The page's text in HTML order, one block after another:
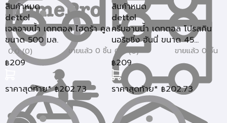
สินค้าหมด
dettol
เจลอาบน้ำ เดทตอล ไฮดร้า คูล
ขนาด 500 มล.
0.0 (0) ขายแล้ว 0 ชิ้น
฿209
ราคาสุดท้าย* ฿202.73
สินค้าหมด
dettol
ครีมอาบน้ำ เดทตอล โปรสกิน
นอริชชิ่ง ฮันนี่ ขนาด 45...
0.0 (0) ขายแล้ว 0 ชิ้น
฿209
ราคาสุดท้าย* ฿202.73